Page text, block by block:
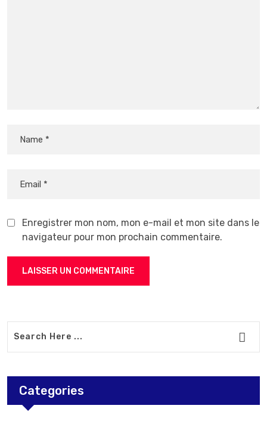
Enregistrer mon nom, mon e-mail et mon site dans le
navigateur pour mon prochain commentaire.
Categories